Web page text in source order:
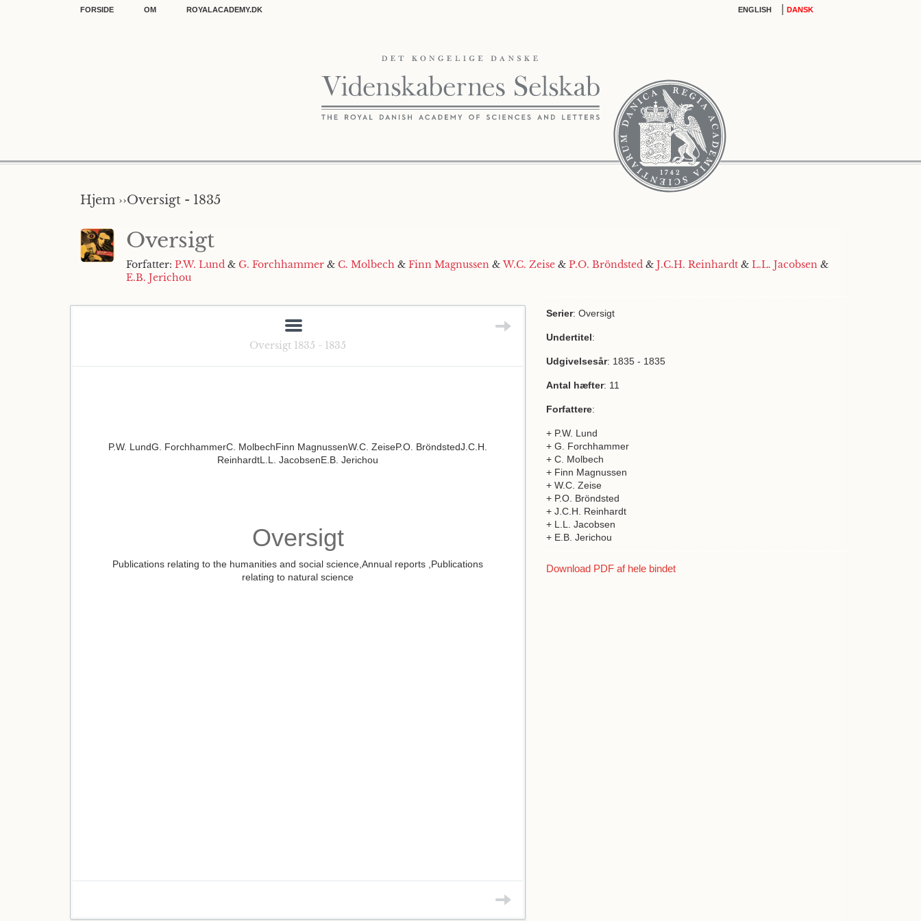
FORSIDE OM ROYALACADEMY.DK ENGLISH DANSK
Hjem ››Oversigt - 1835
Oversigt
Forfatter: P.W. Lund & G. Forchhammer & C. Molbech & Finn Magnussen &W.C. Zeise & P.O. Bröndsted & J.C.H. Reinhardt & L.L. Jacobsen &
E.B. Jerichou
Oversigt 1835 - 1835
P.W. LundG. ForchhammerC. MolbechFinn MagnussenW.C. ZeiseP.O. BröndstedJ.C.H.
ReinhardtL.L. JacobsenE.B. Jerichou
Oversigt
Publications relating to the humanities and social science,Annual reports ,Publications
relating to natural science
Serier: Oversigt
Undertitel:
Udgivelsesår: 1835 - 1835
Antal hæfter: 11
Forfattere:
+ P.W. Lund
+ G. Forchhammer
+ C. Molbech
+ Finn Magnussen
+ W.C. Zeise
+ P.O. Bröndsted
+ J.C.H. Reinhardt
+ L.L. Jacobsen
+ E.B. Jerichou
Download PDF af hele bindet